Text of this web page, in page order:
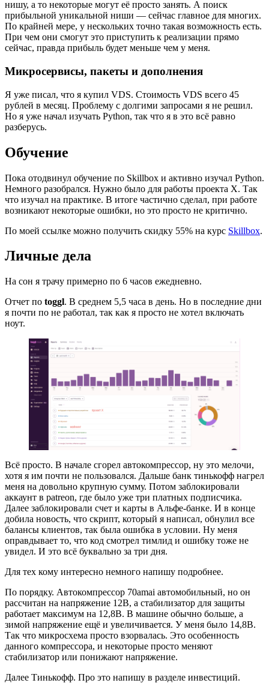
нишу, а то некоторые могут её просто занять. А поиск
прибыльной уникальной ниши — сейчас главное для многих.
По крайней мере, у нескольких точно такая возможность есть.
При чем они смогут это приступить к реализации прямо
сейчас, правда прибыль будет меньше чем у меня.
Микросервисы, пакеты и дополнения
Я уже писал, что я купил VDS. Стоимость VDS всего 45
рублей в месяц. Проблему с долгими запросами я не решил.
Но я уже начал изучать Python, так что я в это всё равно
разберусь.
Обучение
Пока отодвинул обучение по Skillbox и активно изучал Python.
Немного разобрался. Нужно было для работы проекта X. Так
что изучал на практике. В итоге частично сделал, при работе
возникают некоторые ошибки, но это просто не критично.
По моей ссылке можно получить скидку 55% на курс Skillbox.
Личные дела
На сон я трачу примерно по 6 часов ежедневно.
Отчет по toggl. В среднем 5,5 часа в день. Но в последние дни
я почти по не работал, так как я просто не хотел включать
ноут.
Всё просто. В начале сгорел автокомпрессор, ну это мелочи,
хотя я им почти не пользовался. Дальше банк тинькофф нагрел
меня на довольно крупную сумму. Потом заблокировали
аккаунт в patreon, где было уже три платных подписчика.
Далее заблокировали счет и карты в Альфе-банке. И в конце
добила новость, что скрипт, который я написал, обнулил все
балансы клиентов, так была ошибка в условии. Ну меня
оправдывает то, что код смотрел тимлид и ошибку тоже не
увидел. И это всё буквально за три дня.
Для тех кому интересно немного напишу подробнее.
По порядку. Автокомпрессор 70amai автомобильный, но он
рассчитан на напряжение 12В, а стабилизатор для защиты
работает максимум на 12,8В. В машине обычно больше, а
зимой напряжение ещё и увеличивается. У меня было 14,8В.
Так что микросхема просто взорвалась. Это особенность
данного компрессора, и некоторые просто меняют
стабилизатор или понижают напряжение.
Далее Тинькофф. Про это напишу в разделе инвестиций.